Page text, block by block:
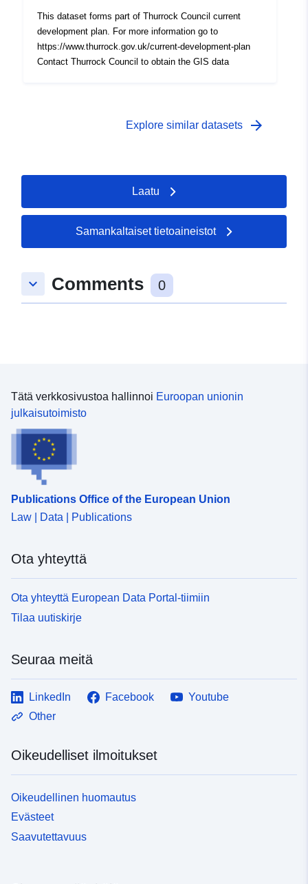
This dataset forms part of Thurrock Council current
development plan. For more information go to
https://www.thurrock.gov.uk/current-development-plan
Contact Thurrock Council to obtain the GIS data
Explore similar datasets arrow_forward
Laatu
Samankaltaiset tietoaineistot
keyboard_arrow_down Comments 0
Tätä verkkosivustoa hallinnoi Euroopan unionin
julkaisutoimisto
Publications Office of the European Union
Law | Data | Publications
Ota yhteyttä
Ota yhteyttä European Data Portal-tiimiin
Tilaa uutiskirje
Seuraa meitä
LinkedIn Facebook
Youtube
Other
Oikeudelliset ilmoitukset
Oikeudellinen huomautus
Evästeet
Saavutettavuus